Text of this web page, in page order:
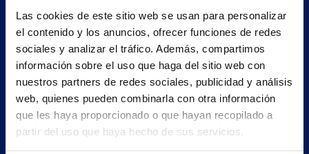
Las cookies de este sitio web se usan para personalizar
el contenido y los anuncios, ofrecer funciones de redes
sociales y analizar el tráfico. Además, compartimos
información sobre el uso que haga del sitio web con
nuestros partners de redes sociales, publicidad y análisis
web, quienes pueden combinarla con otra información
que les haya proporcionado o que hayan recopilado a
partir del uso que haya hecho de sus servicios.